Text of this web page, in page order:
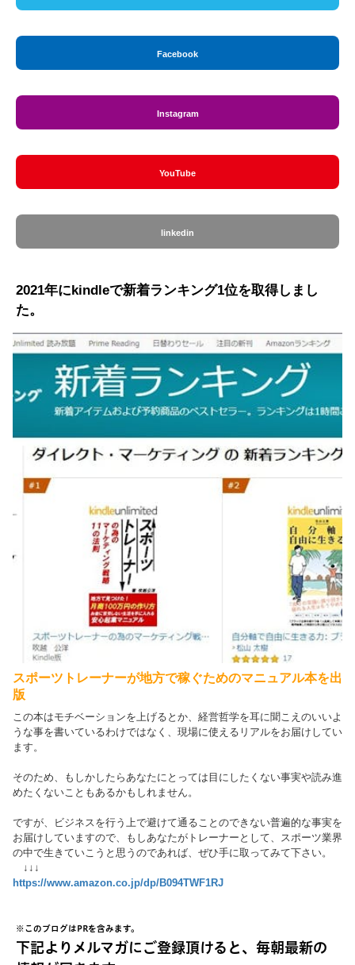
Facebook
Instagram
YouTube
linkedin
2021年にkindleで新着ランキング1位を取得しまし
た。
スポーツトレーナーが地方で稼ぐためのマニュアル本を出
版
この本はモチベーションを上げるとか、経営哲学を耳に聞こえのいいよ
うな事を書いているわけではなく、現場に使えるリアルをお届けしてい
ます。
そのため、もしかしたらあなたにとっては目にしたくない事実や読み進
めたくないこともあるかもしれません。
ですが、ビジネスを行う上で避けて通ることのできない普遍的な事実を
お届けしていますので、もしあなたがトレーナーとして、スポーツ業界
の中で生きていこうと思うのであれば、ぜひ手に取ってみて下さい。
↓↓↓
https://www.amazon.co.jp/dp/B094TWF1RJ
※このブログはPRを含みます。
下記よりメルマガにご登録頂けると、毎朝最新の